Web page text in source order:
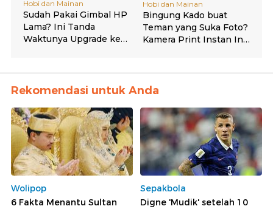
Rekomendasi untuk Anda
Wolipop
6 Fakta Menantu Sultan
Sepakbola
Digne 'Mudik' setelah 10